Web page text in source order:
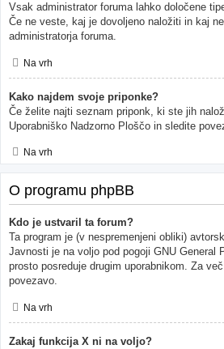
Vsak administrator foruma lahko določene
Če ne veste, kaj je dovoljeno naložiti in kaj
administratorja foruma.
Na vrh
Kako najdem svoje priponke?
Če želite najti seznam priponk, ki ste jih
Uporabniško Nadzorno Ploščo in sledite
Na vrh
O programu phpBB
Kdo je ustvaril ta forum?
Ta program je (v nespremenjeni obliki)
Javnosti je na voljo pod pogoji GNU General
prosto posreduje drugim uporabnikom. Za
povezavo.
Na vrh
Zakaj funkcija X ni na voljo?